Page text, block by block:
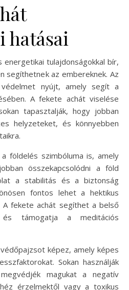
hatásai
tulajdonságokkal bír,
segíthetnek az embereknek. Az
nyújt, amely segít a
A fekete achát viselése
tapasztalják, hogy jobban
helyzeteket, és könnyebben
földelés szimbóluma is, amely
összekapcsolódni a föld
a stabilitás és a biztonság
fontos lehet a hektikus
fekete achát segíthet a belső
és támogatja a meditációs
képez, amely képes
Sokan használják
magukat a negatív
érzelmektől vagy a toxikus